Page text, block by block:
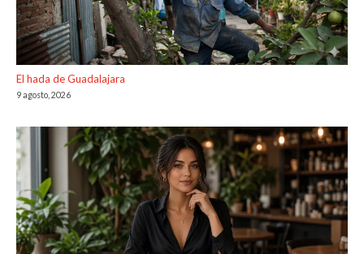
El hada de Guadalajara
9 agosto, 2026